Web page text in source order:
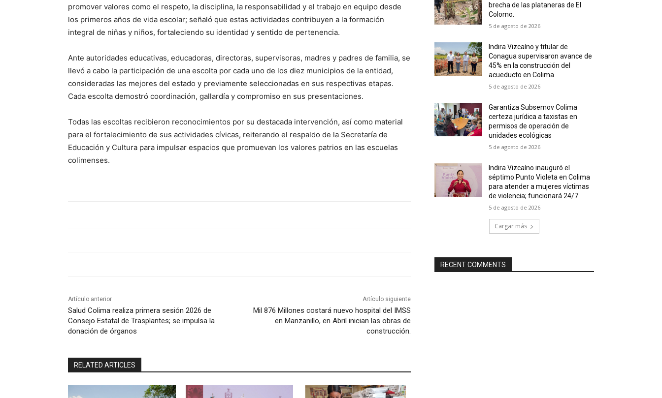
promover valores como el respeto, la disciplina, la responsabilidad y el trabajo en equipo desde
los primeros años de vida escolar; señaló que estas actividades contribuyen a la formación
integral de niñas y niños, fortaleciendo su identidad y sentido de pertenencia.
Ante autoridades educativas, educadoras, directoras, supervisoras, madres y padres de familia, se
llevó a cabo la participación de una escolta por cada uno de los diez municipios de la entidad,
consideradas las mejores del estado y previamente seleccionadas en sus respectivas etapas.
Cada escolta demostró coordinación, gallardía y compromiso en sus presentaciones.
Todas las escoltas recibieron reconocimientos por su destacada intervención, así como material
para el fortalecimiento de sus actividades cívicas, reiterando el respaldo de la Secretaría de
Educación y Cultura para impulsar espacios que promuevan los valores patrios en las escuelas
colimenses.
Artículo anterior
Salud Colima realiza primera sesión 2026 de
Consejo Estatal de Trasplantes; se impulsa la
donación de órganos
Artículo siguiente
Mil 876 Millones costará nuevo hospital del IMSS
en Manzanillo, en Abril inician las obras de
construcción.
RELATED ARTICLES
brecha de las plataneras de El
Colomo.
5 de agosto de 2026
Indira Vizcaíno y titular de
Conagua supervisaron avance de
45% en la construcción del
acueducto en Colima.
5 de agosto de 2026
Garantiza Subsemov Colima
certeza jurídica a taxistas en
permisos de operación de
unidades ecológicas
5 de agosto de 2026
Indira Vizcaíno inauguró el
séptimo Punto Violeta en Colima
para atender a mujeres víctimas
de violencia; funcionará 24/7
5 de agosto de 2026
Cargar más
RECENT COMMENTS